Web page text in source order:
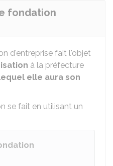
fondation
d'entreprise fait l'objet
à la préfecture
elle aura son
se fait en utilisant un